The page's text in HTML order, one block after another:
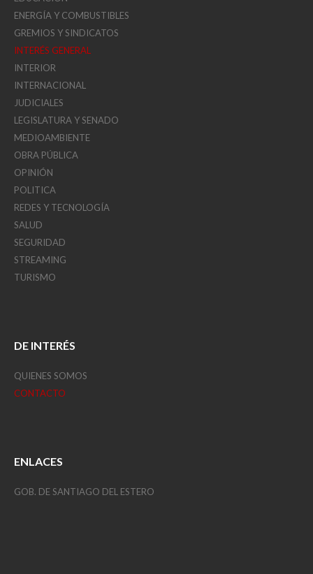
ENERGÍA Y COMBUSTIBLES
GREMIOS Y SINDICATOS
INTERÉS GENERAL
INTERIOR
INTERNACIONAL
JUDICIALES
LEGISLATURA Y SENADO
MEDIOAMBIENTE
OBRA PÚBLICA
OPINIÓN
POLITICA
REDES Y TECNOLOGÍA
SALUD
SEGURIDAD
STREAMING
TURISMO
DE INTERÉS
QUIENES SOMOS
CONTACTO
ENLACES
GOB. DE SANTIAGO DEL ESTERO